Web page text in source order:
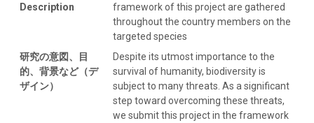
Description
framework of this project are gathered
throughout the country members on the
targeted species
研究の意図、目
的、背景など（デ
ザイン）
Despite its utmost importance to the
survival of humanity, biodiversity is
subject to many threats. As a significant
step toward overcoming these threats,
we submit this project in the framework